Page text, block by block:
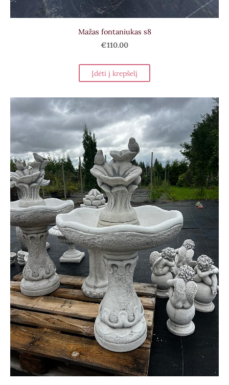
Mažas fontaniukas s8
€110.00
Įdėti į krepšelį